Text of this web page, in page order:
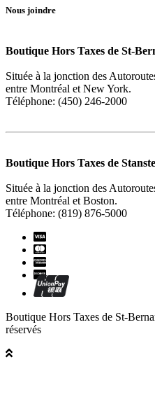
Nous joindre
Boutique Hors Taxes de St-
Située à la jonction des
entre Montréal et New York.
Téléphone: (450) 246-2000
Boutique Hors Taxes de
Située à la jonction des
entre Montréal et Boston.
Téléphone: (819) 876-5000
Boutique Hors Taxes de St-
réservés